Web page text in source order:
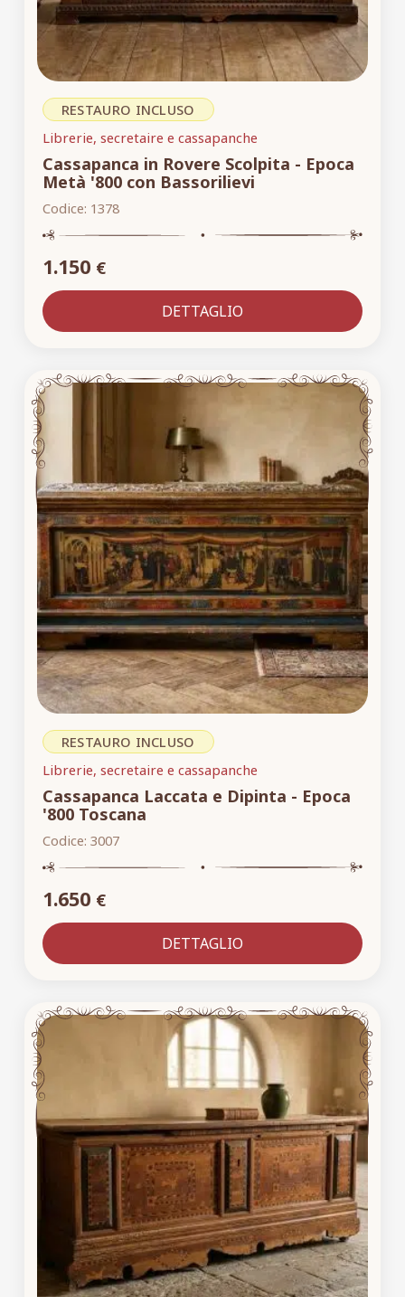
RESTAURO INCLUSO
Librerie, secretaire e cassapanche
Cassapanca in Rovere Scolpita - Epoca
Metà '800 con Bassorilievi
Codice: 1378
1.150 €
DETTAGLIO
RESTAURO INCLUSO
Librerie, secretaire e cassapanche
Cassapanca Laccata e Dipinta - Epoca
'800 Toscana
Codice: 3007
1.650 €
DETTAGLIO